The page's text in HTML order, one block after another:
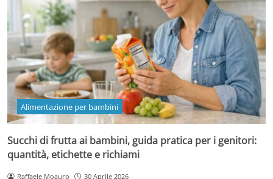
Alimentazione per bambini
Succhi di frutta ai bambini, guida pratica per i genitori:
quantità, etichette e richiami
Raffaele Moauro 30 Aprile 2026